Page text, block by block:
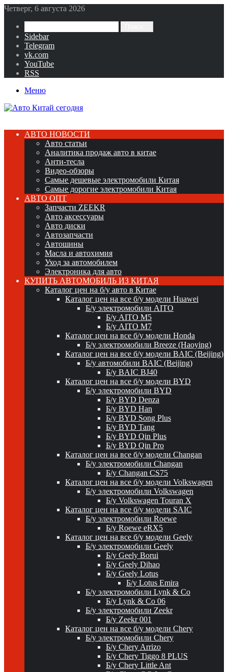
Четверг, 6 августа 2026
Sidebar
Telegram
vk.com
YouTube
RSS
Меню
АВТО НОВОСТИ
Авто статьи
Аналитика продаж авто в китае
Анти-тесла
Видео-обзоры
Самые дешевые электромобили Китая
Самые дорогие электромобили Китая
АВТО ОПТ
Запчасти ZEEKR
Авто аксессуары
Авто диски
Автозапчасти
Автошины
Масла и автохимия
Уход за автомобилем
Электроника для авто
КУПИТЬ АВТОМОБИЛЬ ИЗ КИТАЯ
Каталог цен на б/у авто в Китае
Каталог цен на все б/у модели Huawei
Б/у электромобили AITO
Б/у AITO M5
Б/у AITO M7
Каталог цен на все б/у модели Honda
Б/у электромобили Breeze (Haoying)
Каталог цен на все б/у модели BAIC (Beijing)
Б/у автомобили BAIC (Beijing)
Б/у BAIC BJ40
Каталог цен на все б/у модели BYD
Б/у электромобили BYD
Б/у BYD Denza
Б/у BYD Han
Б/у BYD Song Plus
Б/у BYD Tang
Б/у BYD Qin Plus
Б/у BYD Qin Pro
Каталог цен на все б/у модели Changan
Б/у электромобили Changan
Б/у Changan CS75
Каталог цен на все б/у модели Volkswagen
Б/у электромобили Volkswagen
Б/у Volkswagen Touran X
Каталог цен на все б/у модели SAIC
Б/у электромобили Roewe
Б/у Roewe eRX5
Каталог цен на все б/у модели Geely
Б/у электромобили Geely
Б/у Geely Borui
Б/у Geely Dihao
Б/у Geely Lotus
Б/у Lotus Emira
Б/у электромобили Lynk & Co
Б/у Lynk & Co 06
Б/у электромобили Zeekr
Б/у Zeekr 001
Каталог цен на все б/у модели Chery
Б/у электромобили Chery
Б/у Chery Arrizo
Б/у Chery Tiggo 8 PLUS
Б/у Chery Little Ant